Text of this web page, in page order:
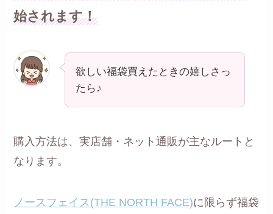
始されます！
欲しい福袋買えたときの嬉しさっ
たら♪
購入方法は、実店舗・ネット通販が主なルートと
なります。
ノースフェイス(THE NORTH FACE)に限らず福袋